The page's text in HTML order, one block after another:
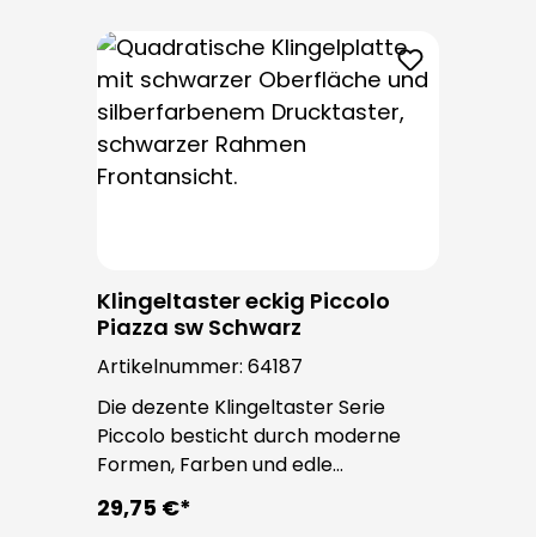
sichtbar. Nach der Montage sind
keine Befestigungsschrauben
sichtbar.
Klingeltaster eckig Piccolo
Piazza sw Schwarz
Artikelnummer: 64187
Die dezente Klingeltaster Serie
Piccolo besticht durch moderne
Formen, Farben und edle
Oberflächen. Bei allen
Klingeltastern dieser Serie kommt
29,75 €*